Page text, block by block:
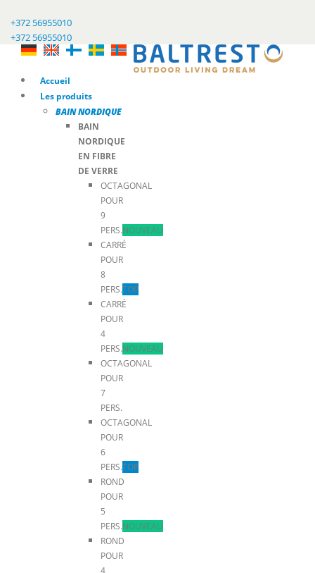
+372 56955010
+372 56955010
Accueil
Les produits
BAIN NORDIQUE
BAIN
NORDIQUE
EN FIBRE
DE VERRE
OCTAGONAL
POUR
9
PERS.NOUVEAU
CARRÉ
POUR
8
PERS.TOP
CARRÉ
POUR
4
PERS.NOUVEAU
OCTAGONAL
POUR
7
PERS.
OCTAGONAL
POUR
6
PERS.TOP
ROND
POUR
5
PERS.NOUVEAU
ROND
POUR
4